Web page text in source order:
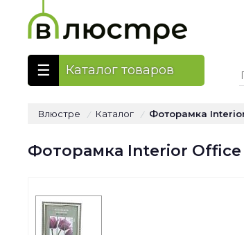
Каталог товаров
Влюстре / Каталог / Фоторамка
Фоторамка Interior Office